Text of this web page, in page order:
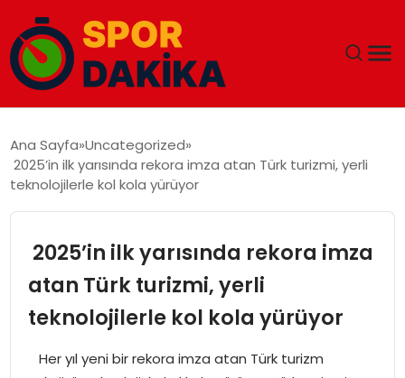
GÜNDEM
EKONOMI
MAGAZIN
Ana Sayfa Uncategorized
2025’in ilk yarısında rekora imza atan Türk turizmi, yerli
teknolojilerle kol kola yürüyor
2025’in ilk yarısında rekora imza
atan Türk turizmi, yerli
teknolojilerle kol kola yürüyor
Her yıl yeni bir rekora imza atan Türk turizm